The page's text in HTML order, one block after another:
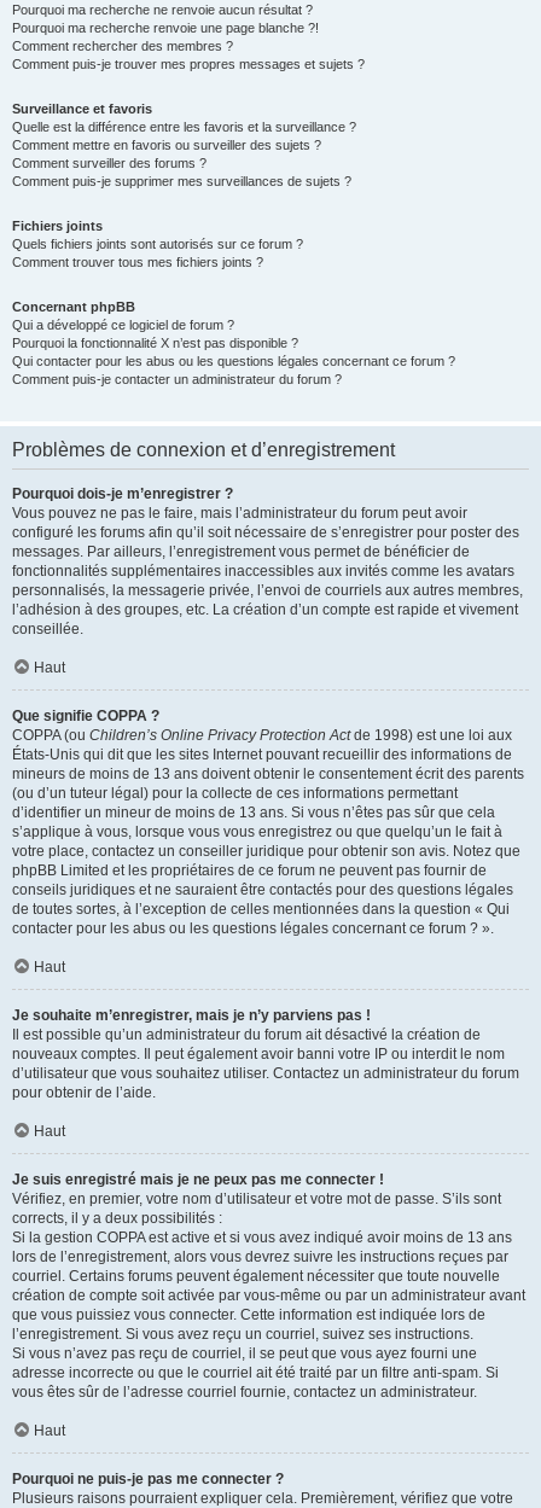
Pourquoi ma recherche ne renvoie aucun résultat ?
Pourquoi ma recherche renvoie une page blanche ?!
Comment rechercher des membres ?
Comment puis-je trouver mes propres messages et sujets ?
Surveillance et favoris
Quelle est la différence entre les favoris et la surveillance ?
Comment mettre en favoris ou surveiller des sujets ?
Comment surveiller des forums ?
Comment puis-je supprimer mes surveillances de sujets ?
Fichiers joints
Quels fichiers joints sont autorisés sur ce forum ?
Comment trouver tous mes fichiers joints ?
Concernant phpBB
Qui a développé ce logiciel de forum ?
Pourquoi la fonctionnalité X n’est pas disponible ?
Qui contacter pour les abus ou les questions légales concernant ce forum ?
Comment puis-je contacter un administrateur du forum ?
Problèmes de connexion et d’enregistrement
Pourquoi dois-je m’enregistrer ?
Vous pouvez ne pas le faire, mais l’administrateur du forum peut avoir
configuré les forums afin qu’il soit nécessaire de s’enregistrer pour poster des
messages. Par ailleurs, l’enregistrement vous permet de bénéficier de
fonctionnalités supplémentaires inaccessibles aux invités comme les avatars
personnalisés, la messagerie privée, l’envoi de courriels aux autres membres,
l’adhésion à des groupes, etc. La création d’un compte est rapide et vivement
conseillée.
Haut
Que signifie COPPA ?
COPPA (ou Children’s Online Privacy Protection Actde 1998) est une loi aux
États-Unis qui dit que les sites Internet pouvant recueillir des informations de
mineurs de moins de 13 ans doivent obtenir le consentement écrit des parents
(ou d’un tuteur légal) pour la collecte de ces informations permettant
d’identifier un mineur de moins de 13 ans. Si vous n’êtes pas sûr que cela
s’applique à vous, lorsque vous vous enregistrez ou que quelqu’un le fait à
votre place, contactez un conseiller juridique pour obtenir son avis. Notez que
phpBB Limited et les propriétaires de ce forum ne peuvent pas fournir de
conseils juridiques et ne sauraient être contactés pour des questions légales
de toutes sortes, à l’exception de celles mentionnées dans la question « Qui
contacter pour les abus ou les questions légales concernant ce forum ? ».
Haut
Je souhaite m’enregistrer, mais je n’y parviens pas !
Il est possible qu’un administrateur du forum ait désactivé la création de
nouveaux comptes. Il peut également avoir banni votre IP ou interdit le nom
d’utilisateur que vous souhaitez utiliser. Contactez un administrateur du forum
pour obtenir de l’aide.
Haut
Je suis enregistré mais je ne peux pas me connecter !
Vérifiez, en premier, votre nom d’utilisateur et votre mot de passe. S’ils sont
corrects, il y a deux possibilités :
Si la gestion COPPA est active et si vous avez indiqué avoir moins de 13 ans
lors de l’enregistrement, alors vous devrez suivre les instructions reçues par
courriel. Certains forums peuvent également nécessiter que toute nouvelle
création de compte soit activée par vous-même ou par un administrateur avant
que vous puissiez vous connecter. Cette information est indiquée lors de
l’enregistrement. Si vous avez reçu un courriel, suivez ses instructions.
Si vous n’avez pas reçu de courriel, il se peut que vous ayez fourni une
adresse incorrecte ou que le courriel ait été traité par un filtre anti-spam. Si
vous êtes sûr de l’adresse courriel fournie, contactez un administrateur.
Haut
Pourquoi ne puis-je pas me connecter ?
Plusieurs raisons pourraient expliquer cela. Premièrement, vérifiez que votre